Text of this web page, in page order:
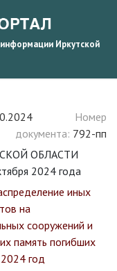
Иркутской
Номер
документа: 792-пп
ОБЛАСТИ
2024 года
иных
на
сооружений и
память погибших
год